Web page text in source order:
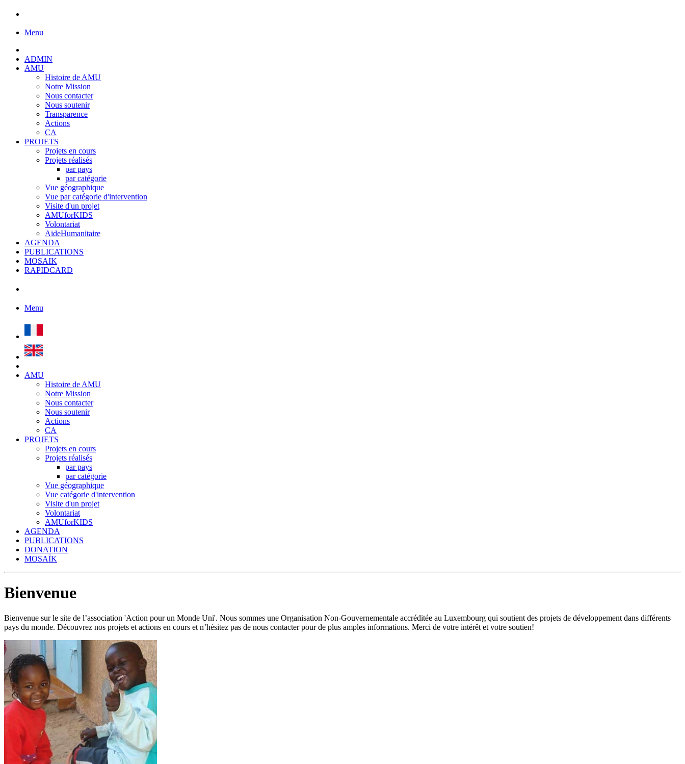
Menu
ADMIN
AMU
Histoire de AMU
Notre Mission
Nous contacter
Nous soutenir
Transparence
Actions
CA
PROJETS
Projets en cours
Projets réalisés
par pays
par catégorie
Vue géographique
Vue par catégorie d'intervention
Visite d'un projet
AMUforKIDS
Volontariat
AideHumanitaire
AGENDA
PUBLICATIONS
MOSAIK
RAPIDCARD
Menu
AMU
Histoire de AMU
Notre Mission
Nous contacter
Nous soutenir
Actions
CA
PROJETS
Projets en cours
Projets réalisés
par pays
par catégorie
Vue géographique
Vue catégorie d'intervention
Visite d'un projet
Volontariat
AMUforKIDS
AGENDA
PUBLICATIONS
DONATION
MOSAÏK
Bienvenue
Bienvenue sur le site de l’association 'Action pour un Monde Uni'. Nous sommes une Organisation Non-Gouvernementale accréditée au Luxembourg qui soutient des projets de développement dans différents
pays du monde. Découvrez nos projets et actions en cours et n’hésitez pas de nous contacter pour de plus amples informations. Merci de votre intérêt et votre soutien!